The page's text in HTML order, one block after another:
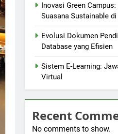
Inovasi Green
Suasana Sustainable
Evolusi Dokumen
Database yang Efisien
Sistem E-Learning:
Virtual
Recent
No comments to show.